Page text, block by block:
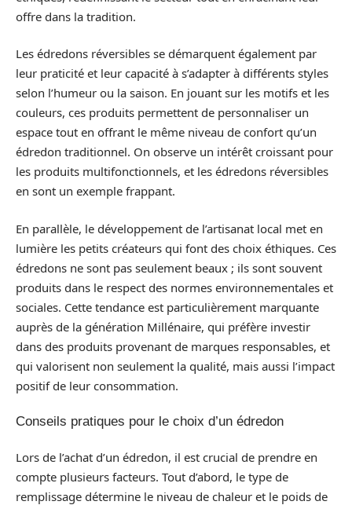
offre dans la tradition.
Les édredons réversibles se démarquent également par
leur praticité et leur capacité à s’adapter à différents styles
selon l’humeur ou la saison. En jouant sur les motifs et les
couleurs, ces produits permettent de personnaliser un
espace tout en offrant le même niveau de confort qu’un
édredon traditionnel. On observe un intérêt croissant pour
les produits multifonctionnels, et les édredons réversibles
en sont un exemple frappant.
En parallèle, le développement de l’artisanat local met en
lumière les petits créateurs qui font des choix éthiques. Ces
édredons ne sont pas seulement beaux ; ils sont souvent
produits dans le respect des normes environnementales et
sociales. Cette tendance est particulièrement marquante
auprès de la génération Millénaire, qui préfère investir
dans des produits provenant de marques responsables, et
qui valorisent non seulement la qualité, mais aussi l’impact
positif de leur consommation.
Conseils pratiques pour le choix d’un édredon
Lors de l’achat d’un édredon, il est crucial de prendre en
compte plusieurs facteurs. Tout d’abord, le type de
remplissage détermine le niveau de chaleur et le poids de